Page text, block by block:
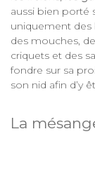
aussi bien porté
uniquement
des mouches,
criquets et des
fondre sur sa
son nid afin d’y
La